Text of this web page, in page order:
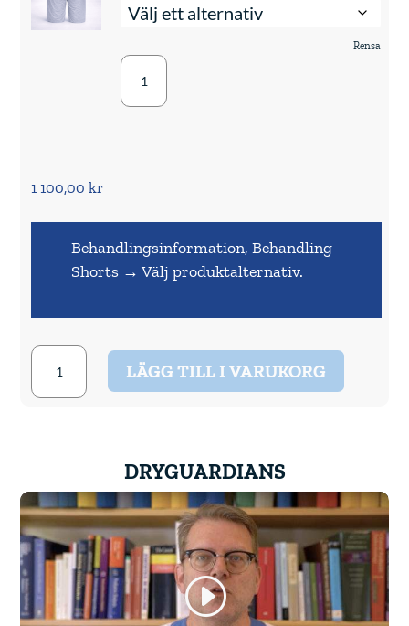
Nattkläder
Rensa
Pjama
DryGuardians
Nattkläder
1 100,00kr
Behandlingsinformation, Behandling
Shorts →Välj produktalternativ.
Pjama
DryGuardians
-
LÄGG TILL I VARUKORG
DRYGUARDIANS